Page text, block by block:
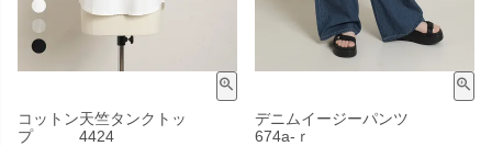
コットン天竺タンクトッ
プ 4424
デニムイージーパンツ
674a-ｒ